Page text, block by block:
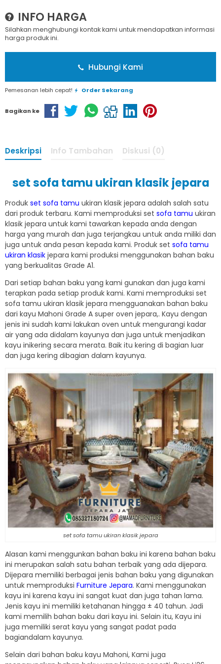
INFO HARGA
Silahkan menghubungi kontak kami untuk mendapatkan informasi
harga produk ini.
Hubungi Kami
Pemesanan lebih cepat! Order Sekarang
Bagikan ke
Deskripsi Info Tambahan Diskusi (0)
set sofa tamu ukiran klasik jepara
Produk set sofa tamu ukiran klasik jepara adalah salah satu
dari produk terbaru. Kami memproduksi set sofa tamu ukiran
klasik jepara untuk kami tawarkan kepada anda dengan
harga yang murah dan juga terjangkau untuk anda miliki dan
juga untuk anda pesan kepada kami. Produk set sofa tamu
ukiran klasik jepara kami produksi menggunakan bahan baku
yang berkualitas Grade A1.
Dari setiap bahan baku yang kami gunakan dan juga kami
terapkan pada setiap produk kami. Kami memproduksi set
sofa tamu ukiran klasik jepara mengguanakan bahan baku
dari kayu Mahoni Grade A super oven jepara,. Kayu dengan
jenis ini sudah kami lakukan oven untuk mengurangi kadar
air yang ada didalam kayunya dan juga untuk menjadikan
kayu inikering secara merata. Baik itu kering di bagian luar
dan juga kering dibagian dalam kayunya.
set sofa tamu ukiran klasik jepara
Alasan kami menggunkan bahan baku ini karena bahan baku
ini merupakan salah satu bahan terbaik yang ada dijepara.
Dijepara memiliki berbagai jenis bahan baku yang digunakan
untuk memproduksi Furniture Jepara. Kami menggunakan
kayu ini karena kayu ini sangat kuat dan juga tahan lama.
Jenis kayu ini memiliki ketahanan hingga ± 40 tahun. Jadi
kami memilih bahan baku dari kayu ini. Selain itu, Kayu ini
juga memiliki serat kayu yang sangat padat pada
bagiandalam kayunya.
Selain dari bahan baku kayu Mahoni, Kami juga